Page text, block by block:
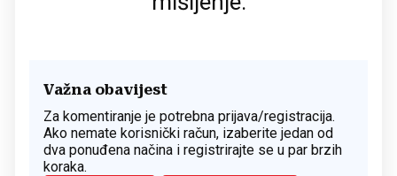
Važna obavijest
Za komentiranje je potrebna prijava/registracija.
Ako nemate korisnički račun, izaberite jedan od
dva ponuđena načina i registrirajte se u par brzih
koraka.